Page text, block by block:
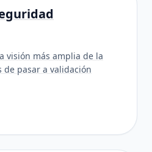
visión más amplia de la
de pasar a validación